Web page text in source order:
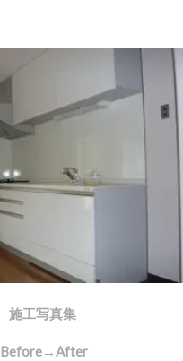
施工写真集
Before→After